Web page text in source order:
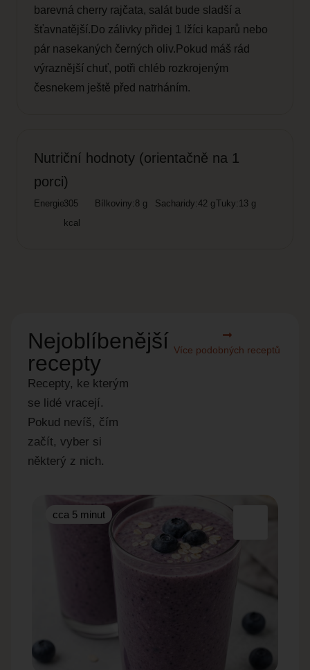
barevná cherry rajčata, salát bude sladší a
šťavnatější.Do zálivky přidej 1 lžíci kaparů nebo
pár nasekaných černých oliv.Pokud máš rád
výraznější chuť, potři chléb rozkrojeným
česnekem ještě před natrháním.
Nutriční hodnoty (orientačně na 1
porci)
Energie:305
kcal
Bílkoviny: 8 g Sacharidy:42 gTuky: 13 g
Nejoblíbenější
recepty
Recepty, ke kterým
se lidé vracejí.
Pokud nevíš, čím
začít, vyber si
některý z nich.
Více podobných receptů
cca 5 minut